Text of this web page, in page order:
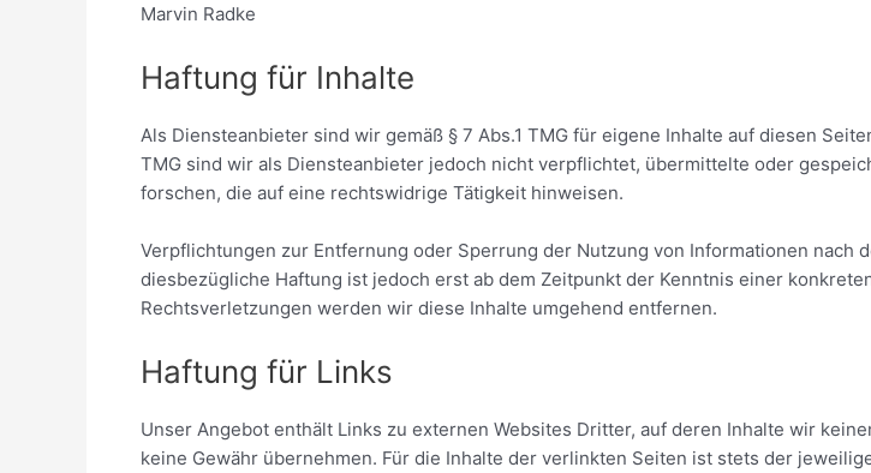
Marvin Radke
Haftung für Inhalte
Als Diensteanbieter sind wir gemäß § 7 Abs.1 TMG für eigene Inhalte auf diesen
TMG sind wir als Diensteanbieter jedoch nicht verpflichtet, übermittelte oder
forschen, die auf eine rechtswidrige Tätigkeit hinweisen.
Verpflichtungen zur Entfernung oder Sperrung der Nutzung von Informationen nach
diesbezügliche Haftung ist jedoch erst ab dem Zeitpunkt der Kenntnis einer
Rechtsverletzungen werden wir diese Inhalte umgehend entfernen.
Haftung für Links
Unser Angebot enthält Links zu externen Websites Dritter, auf deren Inhalte wir
keine Gewähr übernehmen. Für die Inhalte der verlinkten Seiten ist stets der